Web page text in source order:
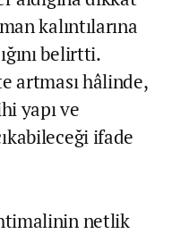
kalıntılarına
belirtti.
artması hâlinde,
yapı ve
ifade
netlik